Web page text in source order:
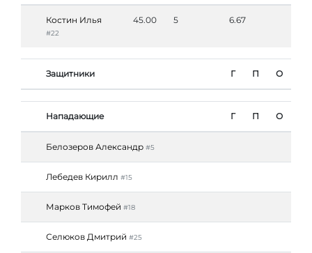
Костин Илья
#22
45.00 5 6.67
Защитники Г П О
Нападающие Г П О
Белозеров Александр #5
Лебедев Кирилл #15
Марков Тимофей #18
Селюков Дмитрий #25